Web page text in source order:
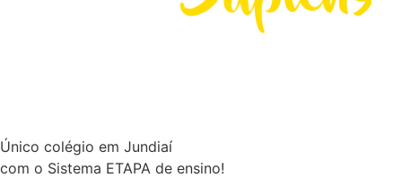
Único colégio em Jundiaí
com o Sistema ETAPA de ensino!